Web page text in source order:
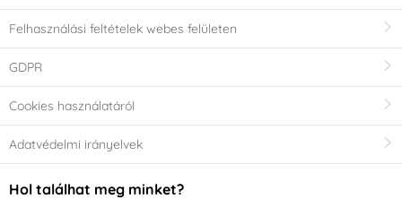
Felhasználási feltételek webes felületen
GDPR
Cookies használatáról
Adatvédelmi irányelvek
Hol találhat meg minket?